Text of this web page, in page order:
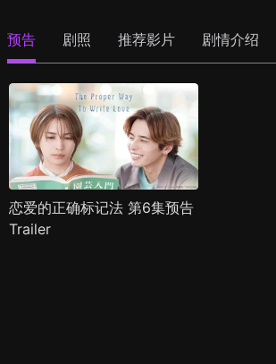
预告 剧照 推荐影片 剧情介绍
恋爱的正确标记法 第6集预告
Trailer